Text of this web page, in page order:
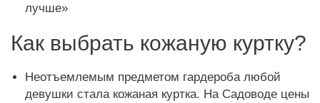
лучше»
Как выбрать кожаную куртку?
Неотъемлемым предметом гардероба любой
девушки стала кожаная куртка. На Садоводе цены